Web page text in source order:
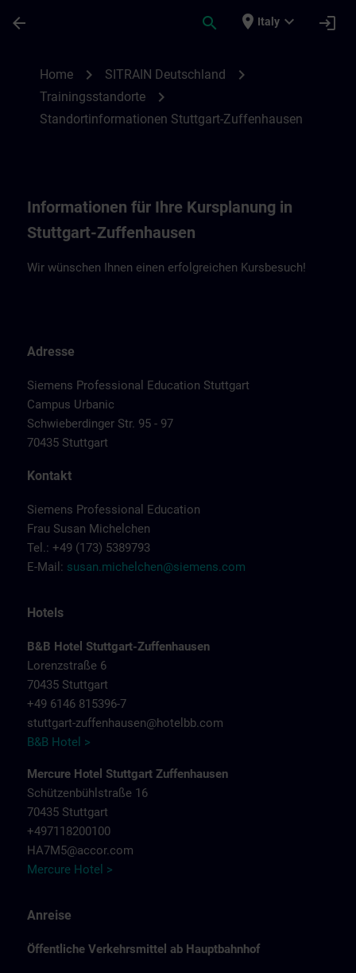
arrow_back search place Italy expand_more login
Home chevron_right SITRAIN Deutschland chevron_right
Trainingsstandorte chevron_right
Standortinformationen Stuttgart-Zuffenhausen
Informationen für Ihre Kursplanung in
Stuttgart-Zuffenhausen
Wir wünschen Ihnen einen erfolgreichen Kursbesuch!
Adresse
Siemens Professional Education Stuttgart
Campus Urbanic
Schwieberdinger Str. 95 - 97
70435 Stuttgart
Kontakt
Siemens Professional Education
Frau Susan Michelchen
Tel.: +49 (173) 5389793
E-Mail: susan.michelchen@siemens.com
Hotels
B&B Hotel Stuttgart-Zuffenhausen
Lorenzstraße 6
70435 Stuttgart
+49 6146 815396-7
stuttgart-zuffenhausen@hotelbb.com
B&B Hotel >
Mercure Hotel Stuttgart Zuffenhausen
Schützenbühlstraße 16
70435 Stuttgart
+497118200100
HA7M5@accor.com
Mercure Hotel >
Anreise
Öffentliche Verkehrsmittel ab Hauptbahnhof